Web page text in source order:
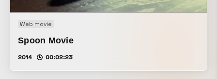
Web movie
Spoon Movie
2014 00:02:23